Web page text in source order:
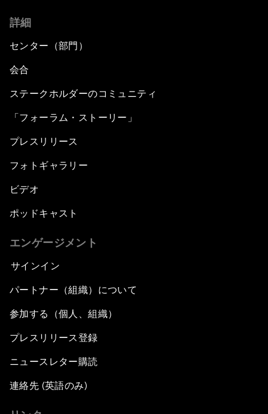
詳細
センター（部門）
会合
ステークホルダーのコミュニティ
「フォーラム・ストーリー」
プレスリリース
フォトギャラリー
ビデオ
ポッドキャスト
エンゲージメント
サインイン
パートナー（組織）について
参加する（個人、組織）
プレスリリース登録
ニュースレター購読
連絡先 (英語のみ)